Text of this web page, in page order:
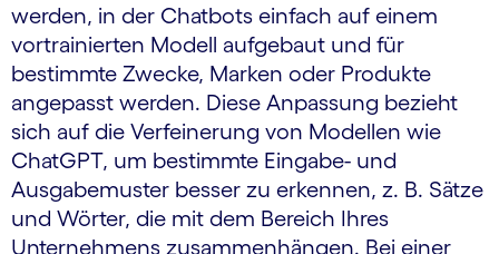
werden, in der Chatbots einfach auf einem
vortrainierten Modell aufgebaut und für
bestimmte Zwecke, Marken oder Produkte
angepasst werden. Diese Anpassung bezieht
sich auf die Verfeinerung von Modellen wie
ChatGPT, um bestimmte Eingabe- und
Ausgabemuster besser zu erkennen, z. B. Sätze
und Wörter, die mit dem Bereich Ihres
Unternehmens zusammenhängen. Bei einer